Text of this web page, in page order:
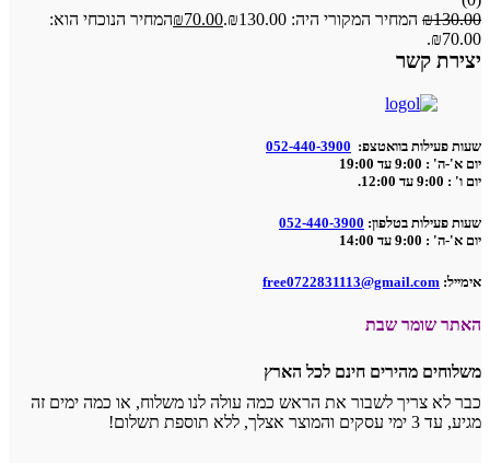
₪ המחיר המקורי היה: ₪130.00. ₪70.00
המחיר הנוכחי הוא:
קשר
בוואטצפ:052-440-3900
עד 19:00
בטלפון:052-440-3900
עד 14:00
free0722831113@gmail.com
שומר שבת
מהירים חינם לכל הארץ
צריך לשבור את הראש כמה עולה לנו משלוח, או כמה ימים זה
אצלך, ללא תוספת תשלום!